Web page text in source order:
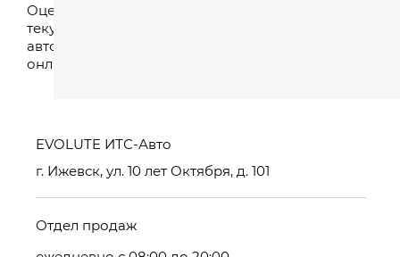
Оцените свой
текущий
автомобиль
онлайн
EVOLUTE ИТС-Авто
г. Ижевск, ул. 10 лет Октября, д. 101
Отдел продаж